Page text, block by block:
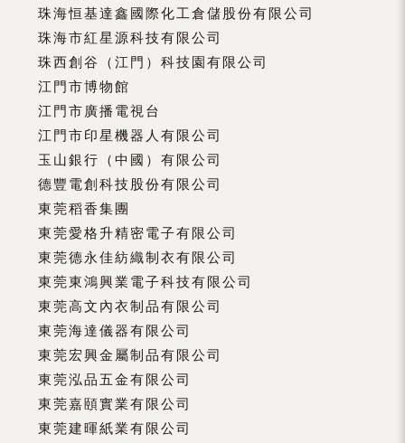
珠海恒基達鑫國際化工倉儲股份有限公司
珠海市紅星源科技有限公司
珠西創谷（江門）科技園有限公司
江門市博物館
江門市廣播電視台
江門市印星機器人有限公司
玉山銀行（中國）有限公司
德豐電創科技股份有限公司
東莞稻香集團
東莞愛格升精密電子有限公司
東莞德永佳紡織制衣有限公司
東莞東鴻興業電子科技有限公司
東莞高文內衣制品有限公司
東莞海達儀器有限公司
東莞宏興金屬制品有限公司
東莞泓品五金有限公司
東莞嘉頤實業有限公司
東莞建暉紙業有限公司